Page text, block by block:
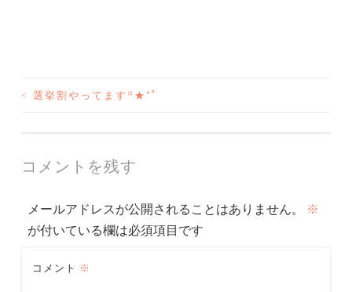
投
ナ
ビ
ゲ
ー
< 選挙割やってます꙳★*ﾟ
コメントを残す
メールアドレスが公開されることはありません。
※
が付いている欄は必須項目です
コメント ※